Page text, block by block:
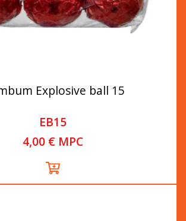
Explosive ball 15
EB15
4,00 € MPC